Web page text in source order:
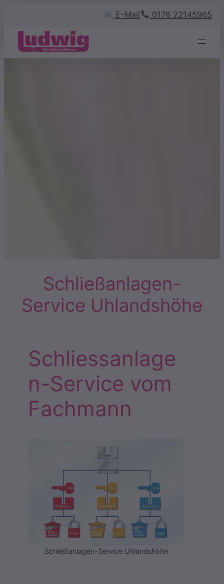
springen
E-Mail 0176 22145965
Schließanlagen-
Service Uhlandshöhe
Schliessanlage
n-Service vom
Fachmann
Schließanlagen-Service Uhlandshöhe